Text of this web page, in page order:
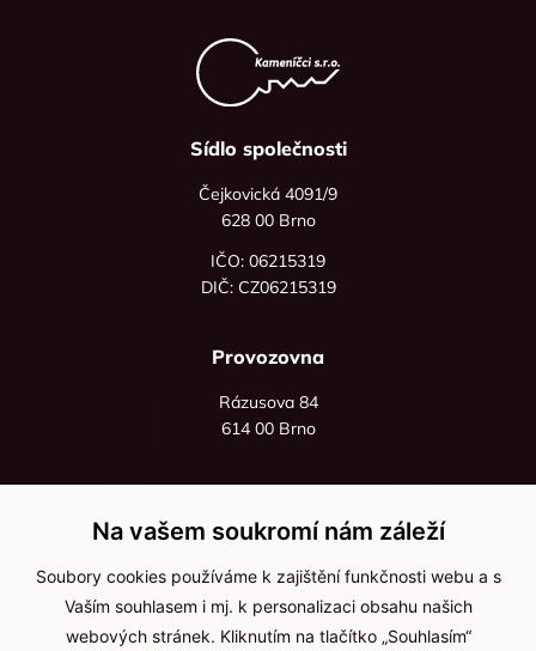
Sídlo společnosti
Čejkovická 4091/9
628 00 Brno
IČO: 06215319
DIČ: CZ06215319
Provozovna
Rázusova 84
614 00 Brno
+420 736 535 066
Po - pá: 8:00 - 16:00
info@jma-kam.cz
Na vašem soukromí nám záleží
Soubory cookies používáme k zajištění funkčnosti webu a s
Vaším souhlasem i mj. k personalizaci obsahu našich
webových stránek. Kliknutím na tlačítko „Souhlasím“